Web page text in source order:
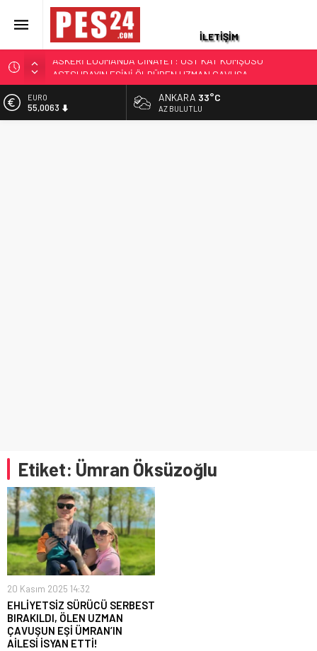
İLETİŞİM
ASKERİ LOJMANDA CİNAYET: ÜST KAT KOMŞUSU
ASTSUBAYIN EŞİNİ ÖLDÜREN UZMAN ÇAVUŞA
AĞIRLAŞTIRIMIŞ MÜEBBET VE 11 YIL HAPİS CEZASI
JANDARMA ASTSUBAYIN EŞİ VE KIZI TOPRAĞA VERİLDİ!
OĞLU İLE KENDİSİ İSE…
EURO
55,0063
ANKARA 33°C
AZ BULUTLU
Etiket: Ümran Öksüzoğlu
20 Kasım 2025 14:32
EHLİYETSİZ SÜRÜCÜ SERBEST
BIRAKILDI, ÖLEN UZMAN
ÇAVUŞUN EŞİ ÜMRAN’IN
AİLESİ İSYAN ETTİ!